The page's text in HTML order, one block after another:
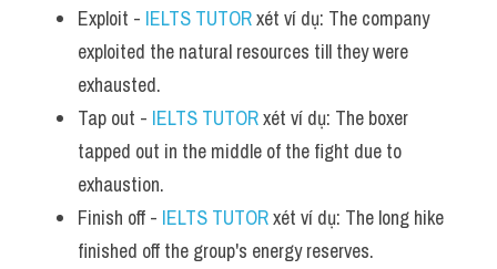
Exploit - IELTS TUTOR xét ví dụ: The company
exploited the natural resources till they were
exhausted.
Tap out - IELTS TUTOR xét ví dụ: The boxer
tapped out in the middle of the fight due to
exhaustion.
Finish off - IELTS TUTOR xét ví dụ: The long hike
finished off the group's energy reserves.